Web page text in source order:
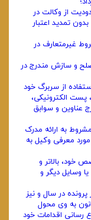
از وکالت در
تمدید اعتبار
غیرمتعارف در
صلح و سازش مندرج در
از سربرگ خود
پست الکترونیکی،
عناوین و سوابق
به ارائه مدرک
معرفی وکیل به
خود، بالاتر و
یا وسایل دیگر و
در سال و نیز
به وی محول
‌رسانی اقدامات خود